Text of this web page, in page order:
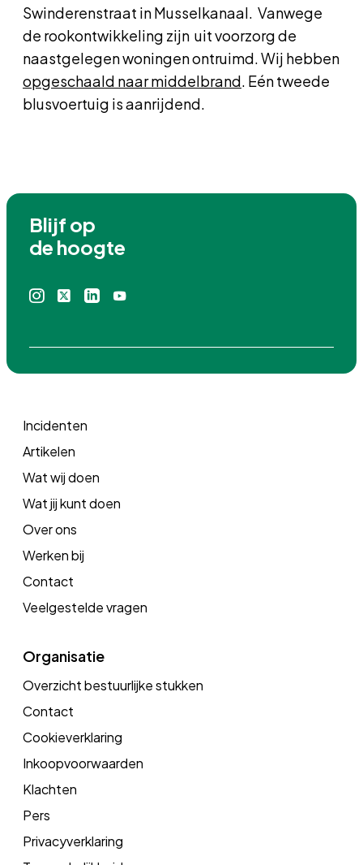
Swinderenstraat in Musselkanaal. Vanwege
de rookontwikkeling zijn uit voorzorg de
naastgelegen woningen ontruimd. Wij hebben
opgeschaald naar middelbrand. Eén tweede
blusvoertuig is aanrijdend.
Blijf op
de hoogte
InstagramLinkedin
Incidenten
Artikelen
Wat wij doen
Wat jij kunt doen
Over ons
Werken bij
Contact
Veelgestelde vragen
Organisatie
Overzicht bestuurlijke stukken
Contact
Cookieverklaring
Inkoopvoorwaarden
Klachten
Pers
Privacyverklaring